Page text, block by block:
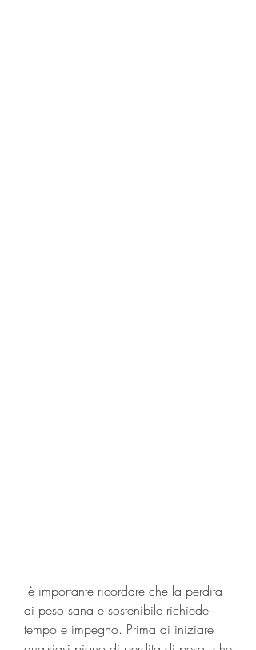
di peso sana e sostenibile richiede
tempo e impegno. Prima di iniziare